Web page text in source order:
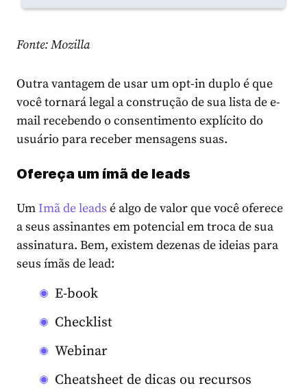
Fonte: Mozilla
Outra vantagem de usar um opt-in duplo é que
você tornará legal a construção de sua lista de e-
mail recebendo o consentimento explícito do
usuário para receber mensagens suas.
Ofereça um ímã de leads
UmImã de leads é algo de valor que você oferece
a seus assinantes em potencial em troca de sua
assinatura. Bem, existem dezenas de ideias para
seus ímãs de lead:
E-book
Checklist
Webinar
Cheatsheet de dicas ou recursos